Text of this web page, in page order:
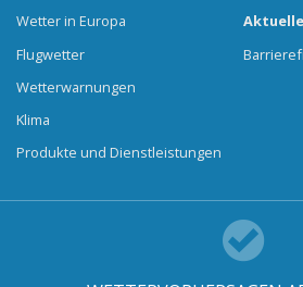
Wetter in Europa
Flugwetter
Wetterwarnungen
Klima
Produkte und Dienstleistungen